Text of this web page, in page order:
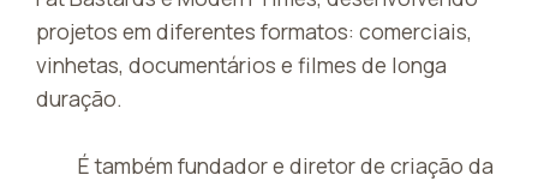
projetos em diferentes formatos: comerciais,
vinhetas, documentários e filmes de longa
duração.
É também fundador e diretor de criação da